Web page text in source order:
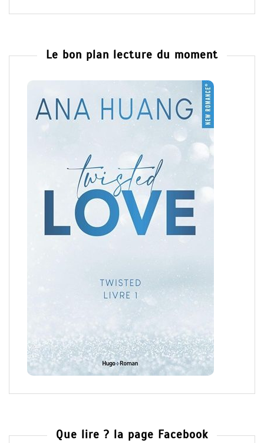
Le bon plan lecture du moment
Que lire ? la page Facebook